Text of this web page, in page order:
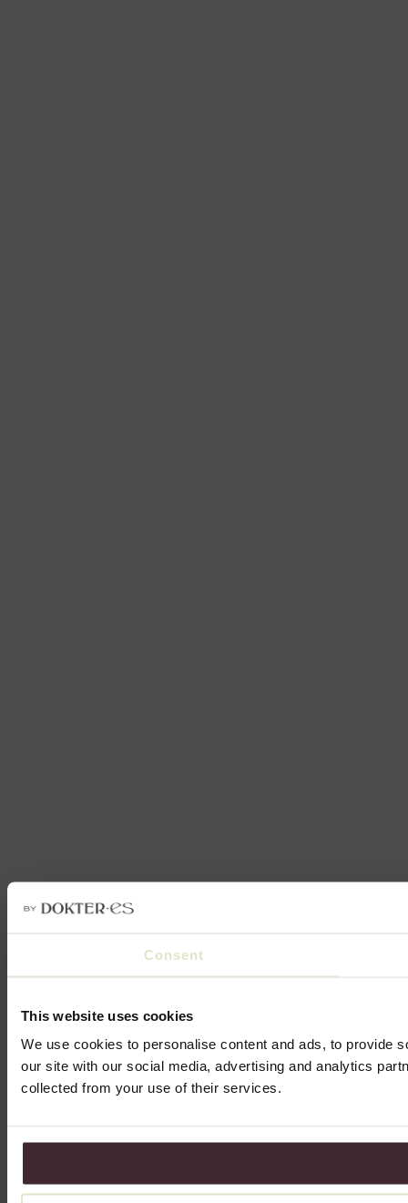
Consent
This website uses cookies
We use cookies to personalise content and ads, to provide
our site with our social media, advertising and analytics
collected from your use of their services.